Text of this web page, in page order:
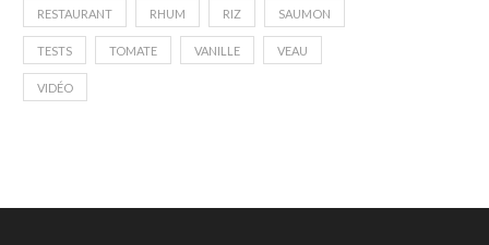
RESTAURANT RHUM RIZ SAUMON
TESTS TOMATE VANILLE VEAU
VIDÉO